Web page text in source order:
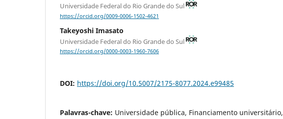
Universidade Federal do Rio Grande do Sul
https://orcid.org/0009-0006-1502-4621
Takeyoshi Imasato
Universidade Federal do Rio Grande do Sul
https://orcid.org/0000-0003-1960-7606
DOI: https://doi.org/10.5007/2175-8077.2024.e99485
Palavras-chave: Universidade pública, Financiamento universitário,